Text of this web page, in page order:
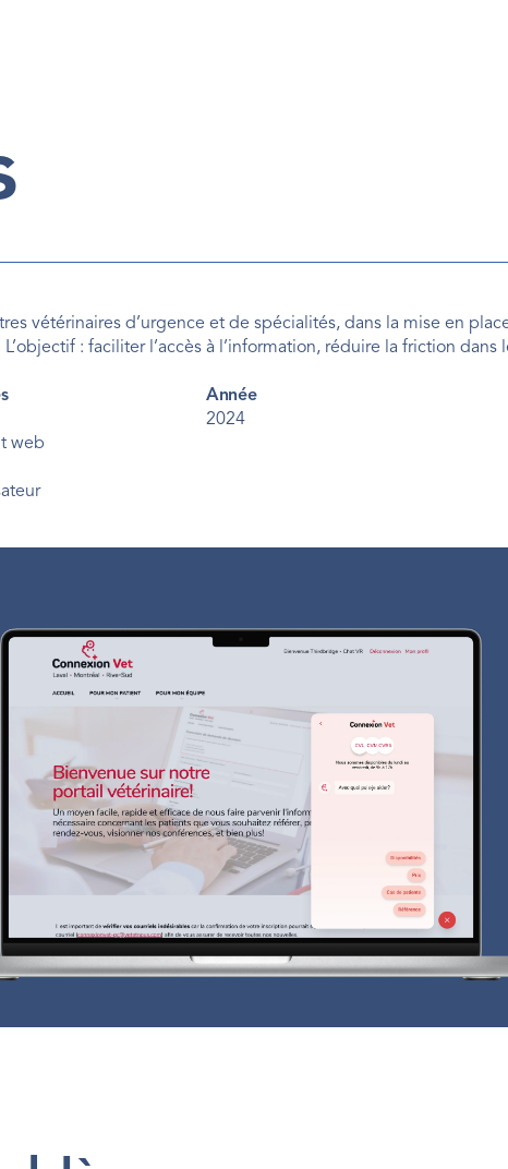
vétérinaires d’urgence et de spécialités, dans la mise en
: faciliter l’accès à l’information, réduire la friction
web
Année
2024